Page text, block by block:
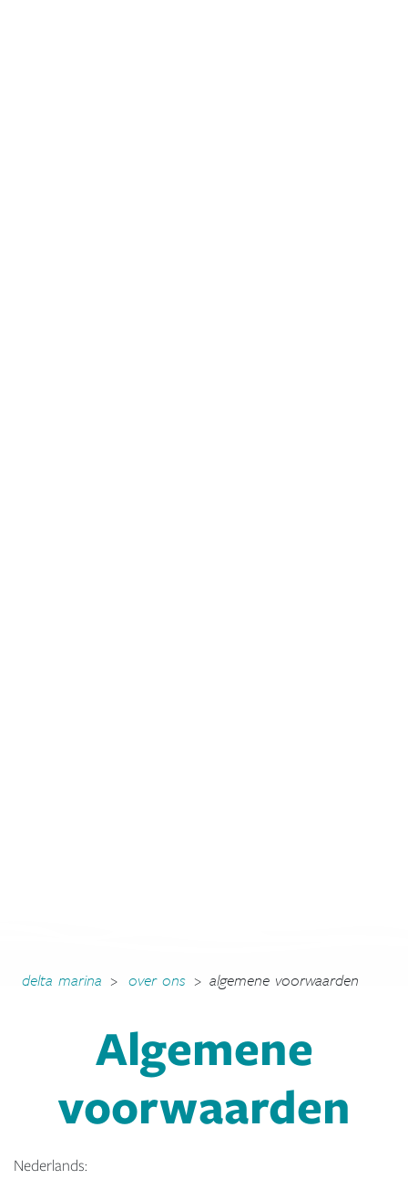
delta marina > over ons > algemene voorwaarden
Algemene
voorwaarden
Nederlands: